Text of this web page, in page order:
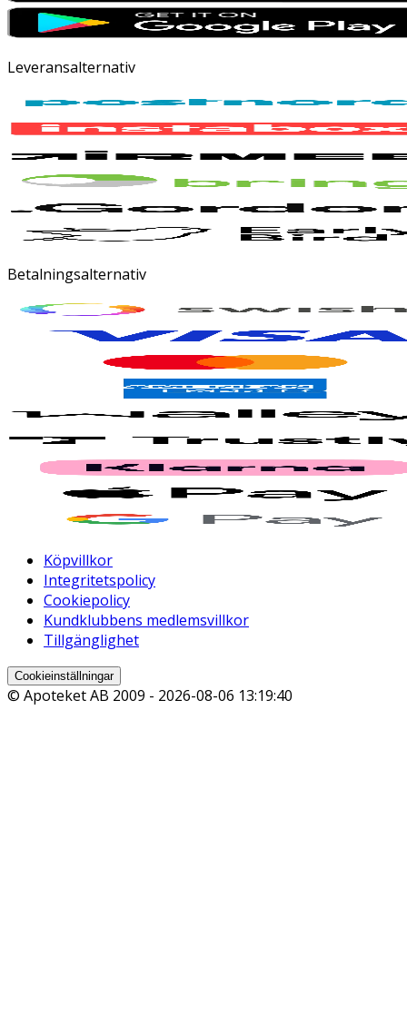
Leveransalternativ
Betalningsalternativ
Köpvillkor
Integritetspolicy
Cookiepolicy
Kundklubbens medlemsvillkor
Tillgänglighet
Cookieinställningar
© Apoteket AB 2009 - 2026-08-06 13:19:40